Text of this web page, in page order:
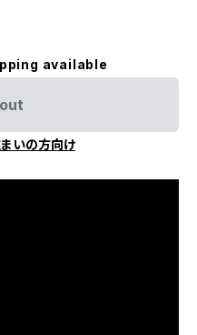
available
いの方向け